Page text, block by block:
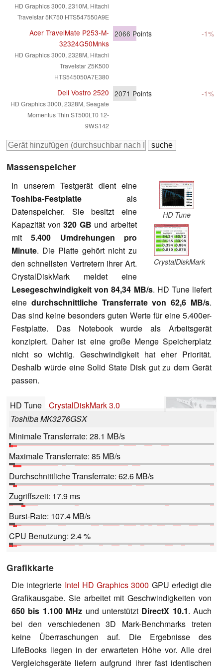
HD Graphics 3000, 2310M, Hitachi
Travelstar 5K750 HTS547550A9E
Acer TravelMate P253-M-
32324G50Mnks
HD Graphics 3000, 2328M, Hitachi
Travelstar Z5K500
HTS545050A7E380
2066 Points -1%
Dell Vostro 2520
HD Graphics 3000, 2328M, Seagate
Momentus Thin ST500LT0 12-
9WS142
2071 Points -1%
Massenspeicher
HD Tune
CrystalDiskMark
In unserem Testgerät dient eine
Toshiba-Festplatte als
Datenspeicher. Sie besitzt eine
Kapazität von320 GB und arbeitet
mit5.400 Umdrehungen pro
Minute. Die Platte gehört nicht zu
den schnellsten Vertretern ihrer Art.
CrystalDiskMark meldet eine
Lesegeschwindigkeit von 84,34 MB/s. HD Tune liefert
eine durchschnittliche Transferrate von 62,6 MB/s.
Das sind keine besonders guten Werte für eine 5.400er-
Festplatte. Das Notebook wurde als Arbeitsgerät
konzipiert. Daher ist eine große Menge Speicherplatz
nicht so wichtig. Geschwindigkeit hat eher Priorität.
Deshalb würde eine Solid State Disk gut zu dem Gerät
passen.
HD Tune
CrystalDiskMark 3.0
Toshiba MK3276GSX
Minimale Transferrate: 28.1 MB/s
Maximale Transferrate: 85 MB/s
Durchschnittliche Transferrate: 62.6 MB/s
Zugriffszeit: 17.9 ms
Burst-Rate: 107.4 MB/s
CPU Benutzung: 2.4 %
Grafikkarte
Die integrierte Intel HD Graphics 3000 GPU erledigt die
Grafikausgabe. Sie arbeitet mit Geschwindigkeiten von
650 bis 1.100 MHz und unterstützt DirectX 10.1. Auch
bei den verschiedenen 3D Mark-Benchmarks treten
keine Überraschungen auf. Die Ergebnisse des
LifeBooks liegen in der erwarteten Höhe vor. Alle drei
Vergleichsgeräte liefern aufgrund ihrer fast identischen